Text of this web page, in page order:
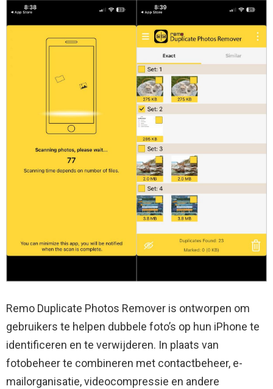
Remo Duplicate Photos Remover is ontworpen om
gebruikers te helpen dubbele foto’s op hun iPhone te
identificeren en te verwijderen. In plaats van
fotobeheer te combineren met contactbeheer, e-
mailorganisatie, videocompressie en andere